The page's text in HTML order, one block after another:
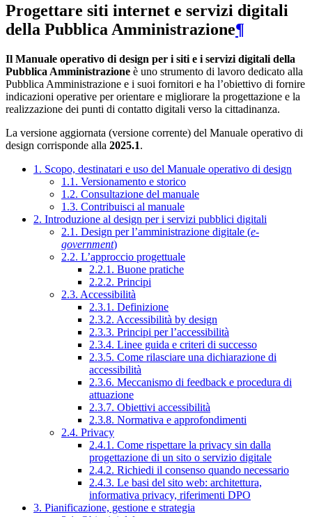
Progettare siti internet e servizi digitali
della Pubblica Amministrazione¶
Il Manuale operativo di design per i siti e i servizi digitali della
Pubblica Amministrazione è uno strumento di lavoro dedicato alla
Pubblica Amministrazione e i suoi fornitori e ha l’obiettivo di fornire
indicazioni operative per orientare e migliorare la progettazione e la
realizzazione dei punti di contatto digitali verso la cittadinanza.
La versione aggiornata (versione corrente) del Manuale operativo di
design corrisponde alla 2025.1.
1. Scopo, destinatari e uso del Manuale operativo di design
1.1. Versionamento e storico
1.2. Consultazione del manuale
1.3. Contribuisci al manuale
2. Introduzione al design per i servizi pubblici digitali
2.1. Design per l’amministrazione digitale (e-
government)
2.2. L’approccio progettuale
2.2.1. Buone pratiche
2.2.2. Principi
2.3. Accessibilità
2.3.1. Definizione
2.3.2. Accessibilità by design
2.3.3. Principi per l’accessibilità
2.3.4. Linee guida e criteri di successo
2.3.5. Come rilasciare una dichiarazione di
accessibilità
2.3.6. Meccanismo di feedback e procedura di
attuazione
2.3.7. Obiettivi accessibilità
2.3.8. Normativa e approfondimenti
2.4. Privacy
2.4.1. Come rispettare la privacy sin dalla
progettazione di un sito o servizio digitale
2.4.2. Richiedi il consenso quando necessario
2.4.3. Le basi del sito web: architettura,
informativa privacy, riferimenti DPO
3. Pianificazione, gestione e strategia